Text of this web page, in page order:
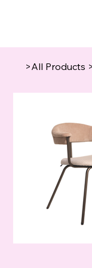
>All Products >